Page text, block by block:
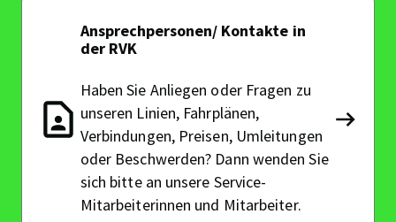
Ansprechpersonen/ Kontakte in
der RVK
Haben Sie Anliegen oder Fragen zu
unseren Linien, Fahrplänen,
Verbindungen, Preisen, Umleitungen
oder Beschwerden? Dann wenden Sie
sich bitte an unsere Service-
Mitarbeiterinnen und Mitarbeiter.